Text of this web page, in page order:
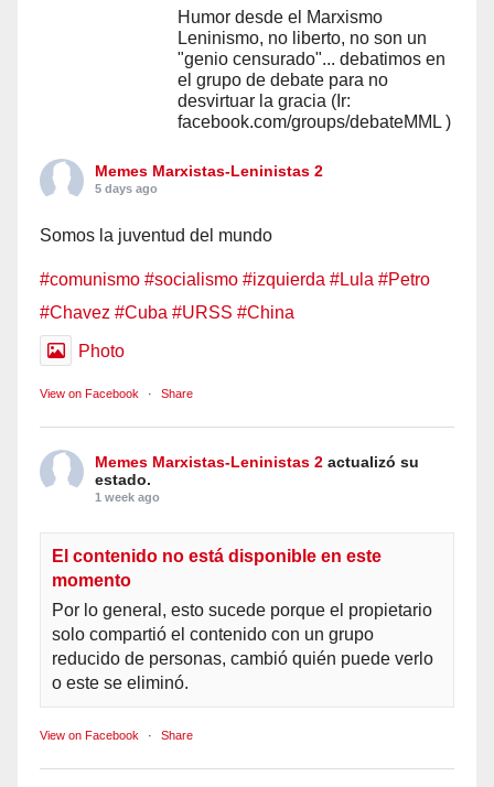
Humor desde el Marxismo
Leninismo, no liberto, no son un
"genio censurado"... debatimos en
el grupo de debate para no
desvirtuar la gracia (Ir:
facebook.com/groups/debateMML )
Memes Marxistas-Leninistas 2
5 days ago
Somos la juventud del mundo
#comunismo #socialismo #izquierda #Lula #Petro
#Chavez #Cuba #URSS #China
Photo
View on Facebook · Share
Memes Marxistas-Leninistas 2 actualizó su
estado.
1 week ago
El contenido no está disponible en este
momento
Por lo general, esto sucede porque el propietario
solo compartió el contenido con un grupo
reducido de personas, cambió quién puede verlo
o este se eliminó.
View on Facebook · Share